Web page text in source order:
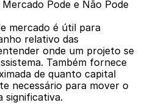
Pode e Não Pode
mercado é útil para
relativo das
onde um projeto se
Também fornece
de quanto capital
necessário para mover o
significativa.